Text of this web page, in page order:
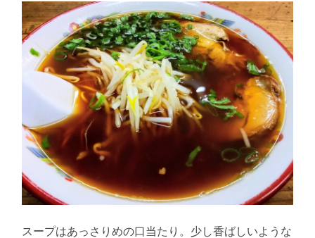
スープはあっさりめの口当たり。少し香ばしいような